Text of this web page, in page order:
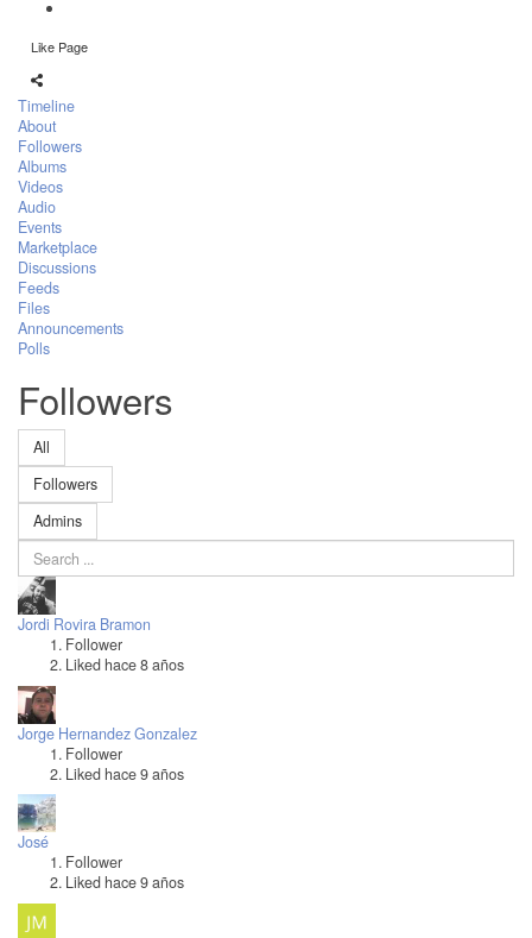
Like Page
Timeline
About
Followers
Albums
Videos
Audio
Events
Marketplace
Discussions
Feeds
Files
Announcements
Polls
Followers
All
Followers
Admins
Jordi Rovira Bramon
Follower
Liked hace 8 años
Jorge Hernandez Gonzalez
Follower
Liked hace 9 años
José
Follower
Liked hace 9 años